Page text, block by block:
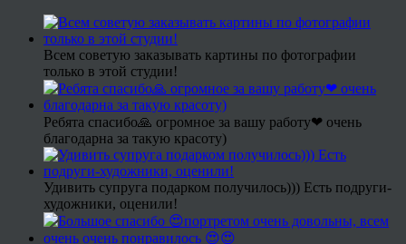
Всем советую заказывать картины по фотографии
только в этой студии!
Ребята спасибо🙏 огромное за вашу работу❤ очень
благодарна за такую красоту)
Удивить супруга подарком получилось))) Есть подруги-
художники, оценили!